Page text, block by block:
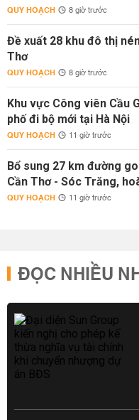
QUY HOẠCH 8 giờ trước
Đề xuất 28 khu đô thị
Thơ
QUY HOẠCH 8 giờ trước
Khu vực Công viên Cầu
phố đi bộ mới tại Hà Nội
QUY HOẠCH 11 giờ trước
Bổ sung 27 km đường
Cần Thơ - Sóc Trăng,
QUY HOẠCH 11 giờ trước
ĐỌC NHIỀU